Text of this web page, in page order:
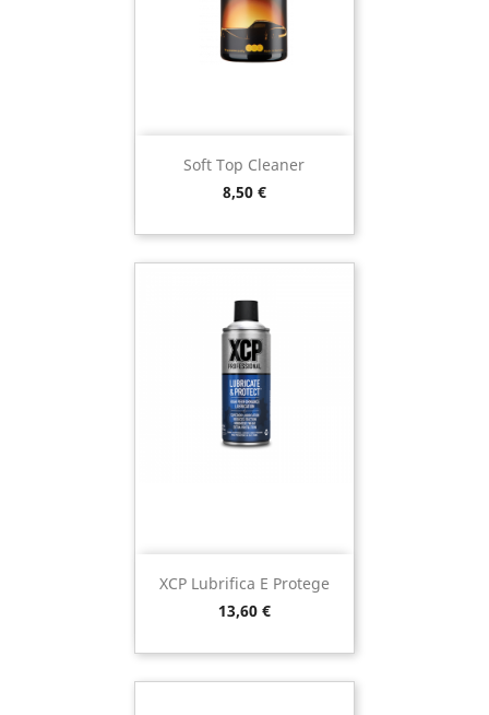
Soft Top Cleaner
Preço
8,50 €
XCP Lubrifica E Protege
Preço
13,60 €